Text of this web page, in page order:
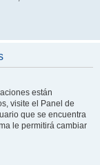
están
visite el Panel de
que se encuentra
le permitirá cambiar